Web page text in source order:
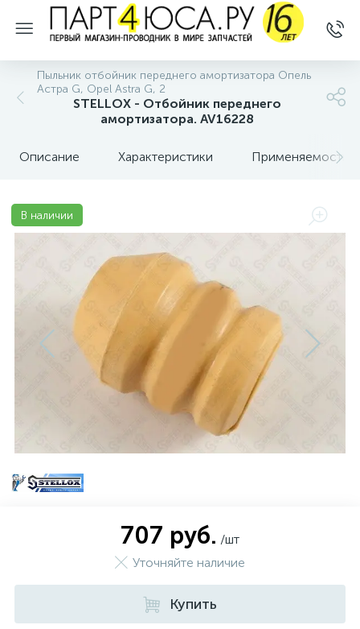
Пыльник отбойник переднего амортизатора Опель
Астра G, Opel Astra G, 2
STELLOX - Отбойник переднего
амортизатора. AV16228
Описание Характеристики Применяемость
В наличии
707 руб. /шт
Уточняйте наличие
Купить